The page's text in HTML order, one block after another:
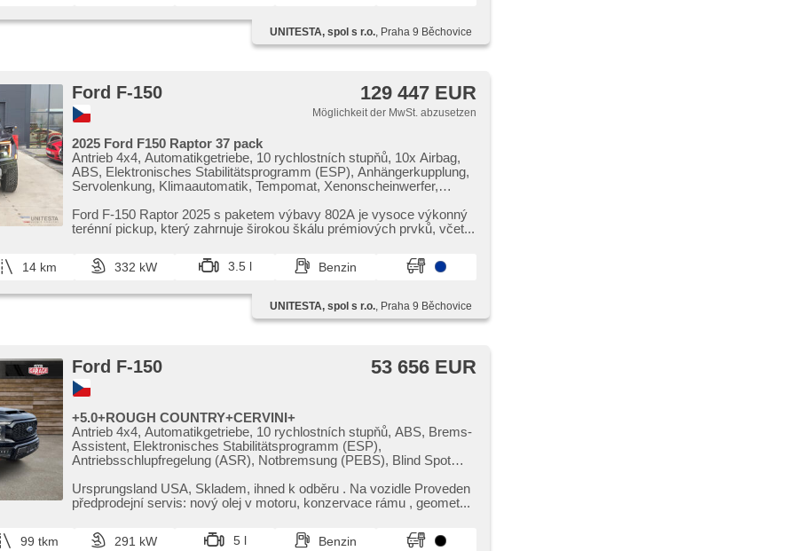
UNITESTA, spol s r.o., Praha 9 Běchovice
Ford F-150 129 447 EUR
Möglichkeit der MwSt. abzusetzen
2025 Ford F150 Raptor 37 pack
Antrieb 4x4, Automatikgetriebe, 10 rychlostních stupňů, 10x Airbag,
ABS, Elektronisches Stabilitätsprogramm (ESP), Anhängerkupplung,
Servolenkung, Klimaautomatik, Tempomat, Xenonscheinwerfer,
dálkových světel, Alufelgen, erfüllt 'EURO VI', Bordcomputer,
parkovací senzory přední, parkovací senzory zadní, Fahrkamera,
Scheibenwischersensor, Multifunktionslenkrad, beheizte Lenkrad,
Beifahrerairbagdeaktivierung, hands free, Android Auto, Apple
rezervní kolo, El. Klappspiegel, El. Spiegel, samostmívací zrcátka,
Wegfahrsperre, Alarmanlage, Zentralverriegelung mit
Funkfernbedienung, Sportsitze, Ledersitze, isofix, Lederpolsterung,
höheneinstellbare Fahrersitz, paměť nastavení sedadla řidiče,
Reifendrucksensor, Abnutzungssensor des Bremsbelages,
Nebelscheinwerfer, Start-Stop System, CD-Spieler,
Außenthermometer, beheizte Spiegel, beheizte Frontscheibe,
Klimaablage, zadní loketní opěrka, Handdachfenster, Dachscheibe,
Innenthermometer, Getönte Scheiben, uzávěrka mezináprav.
diferenciálu
Ford F​-150 Raptor 2025 s paketem výbavy 802A je vysoce výkonný
terénní pickup,​ který zahrnuje širokou škálu prémiových prvků,​ včet...
14 km 332 kW 3.5 l Benzin
UNITESTA, spol s r.o., Praha 9 Běchovice
Ford F-150 53 656 EUR
+5.0+ROUGH COUNTRY+CERVINI+
Antrieb 4x4, Automatikgetriebe, 10 rychlostních stupňů, ABS, Brems-
Assistent, Elektronisches Stabilitätsprogramm (ESP),
Antriebsschlupfregelung (ASR), Notbremsung (PEBS), Blind Spot
täglich Leuchten, LED denní svícení, Alufelgen, Bordcomputer,
dotykové ovládání palubního počítače, volba jízdního režimu,
(RCTA), parkovací senzory zadní, Fahrkamera, Lichtsensor,
Scheibenwischersensor, Lenkrad einstellbar, Multifunktionslenkrad,
Ursprungsland USA,​ Skladem,​ ihned k odběru . Na vozidle Proveden
předprodejní servis: nový olej v motoru,​ konzervace rámu ,​ geomet...
99 tkm 291 kW 5 l Benzin